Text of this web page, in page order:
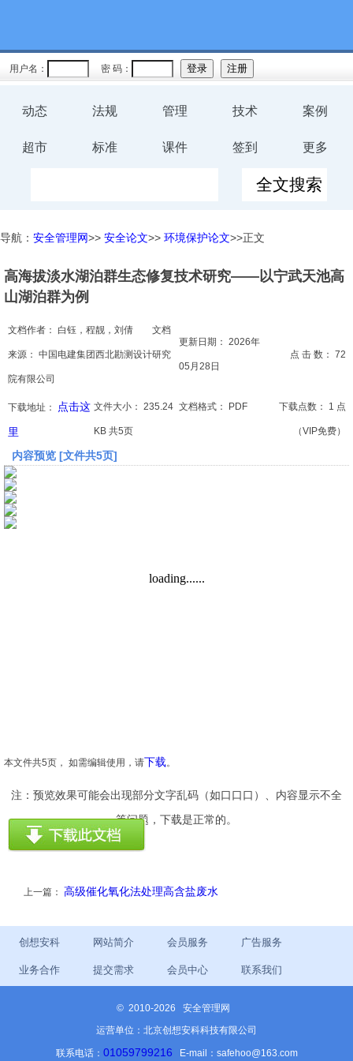
用户名： 密 码：
动态 法规 管理 技术 案例
超市 标准 课件 签到 更多
规程
预案
评价
生
环保
体系
常识
导航： 安全管理网>> 安全论文>> 环境保护论文>>正文
高海拔淡水湖泊群生态修复技术研究——以宁武天池高
山湖泊群为例
文档作者： 白钰，程靓，刘倩 文档
来源： 中国电建集团西北勘测设计研究
院有限公司
更新日期： 2026年
05月28日
点 击 数： 72
下载地址：
点击这
里
文件大小： 235.24
KB 共5页
文档格式： PDF 下载点数： 1 点
（VIP免费）
内容预览 [文件共5页]
本文件共5页， 如需编辑使用，请下载。
注：预览效果可能会出现部分文字乱码（如口口口）、内容显示不全
等问题，下载是正常的。
上一篇： 高级催化氧化法处理高含盐废水
创想安科 网站简介 会员服务 广告服务
业务合作 提交需求 会员中心 联系我们
© 2010-2026 安全管理网
运营单位：北京创想安科科技有限公司
联系电话： 01059799216 E-mail：safehoo@163.com